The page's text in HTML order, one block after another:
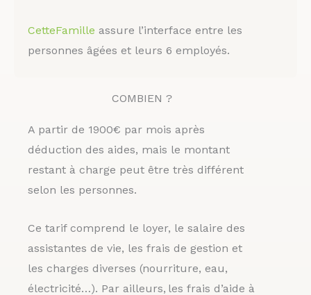
CetteFamille assure l’interface entre les
personnes âgées et leurs 6 employés.
COMBIEN ?
A partir de 1900€ par mois après
déduction des aides, mais le montant
restant à charge peut être très différent
selon les personnes.
Ce tarif comprend le loyer, le salaire des
assistantes de vie, les frais de gestion et
les charges diverses (nourriture, eau,
électricité…). Par ailleurs, les frais d’aide à